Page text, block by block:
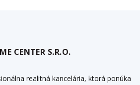
CENTER S.R.O.
realitná kancelária, ktorá ponúka